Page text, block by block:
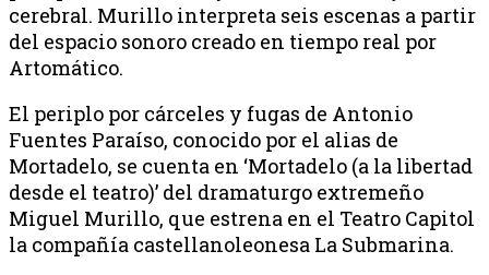
cerebral. Murillo interpreta seis escenas a partir
del espacio sonoro creado en tiempo real por
Artomático.
El periplo por cárceles y fugas de Antonio
Fuentes Paraíso, conocido por el alias de
Mortadelo, se cuenta en ‘Mortadelo (a la libertad
desde el teatro)’ del dramaturgo extremeño
Miguel Murillo, que estrena en el Teatro Capitol
la compañía castellanoleonesa La Submarina.